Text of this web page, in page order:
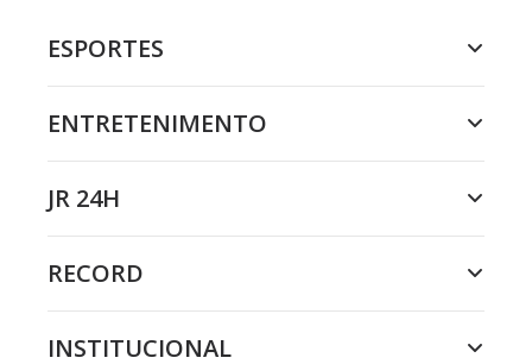
ESPORTES
ENTRETENIMENTO
JR 24H
RECORD
INSTITUCIONAL